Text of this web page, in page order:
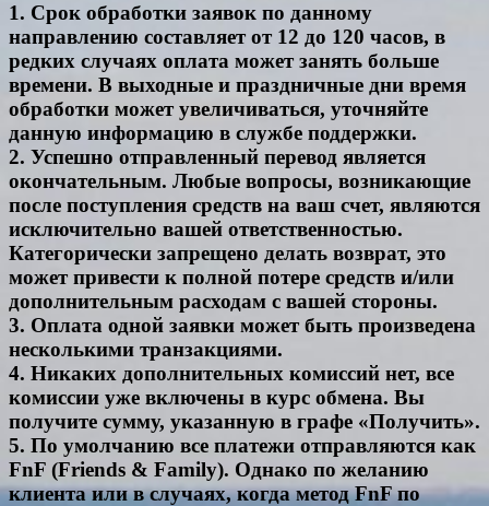
1. Срок обработки заявок по данному
направлению составляет от 12 до 120 часов, в
редких случаях оплата может занять больше
времени. В выходные и праздничные дни время
обработки может увеличиваться, уточняйте
данную информацию в службе поддержки.
2. Успешно отправленный перевод является
окончательным. Любые вопросы, возникающие
после поступления средств на ваш счет, являются
исключительно вашей ответственностью.
Категорически запрещено делать возврат, это
может привести к полной потере средств и/или
дополнительным расходам с вашей стороны.
3. Оплата одной заявки может быть произведена
несколькими транзакциями.
4. Никаких дополнительных комиссий нет, все
комиссии уже включены в курс обмена. Вы
получите сумму, указанную в графе «Получить».
5. По умолчанию все платежи отправляются как
FnF (Friends & Family). Однако по желанию
клиента или в случаях, когда метод FnF по